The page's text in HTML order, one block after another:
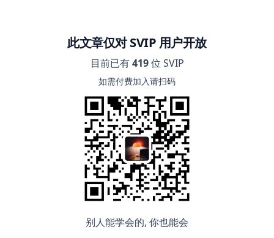
此文章仅对 SVIP 用户开放
目前已有419位 SVIP
如需付费加入请扫码
别人能学会的, 你也能会